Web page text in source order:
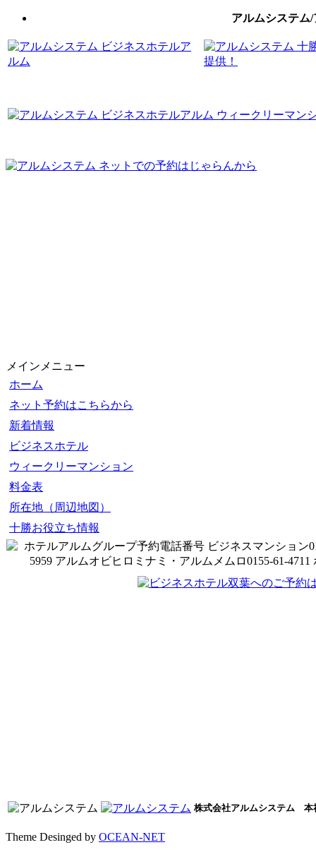
アルムシステム/
メインメニュー
ホーム
ネット予約はこちらから
新着情報
ビジネスホテル
ウィークリーマンション
料金表
所在地（周辺地図）
十勝お役立ち情報
株式会社アルムシステム 本
Theme Desinged by OCEAN-NET